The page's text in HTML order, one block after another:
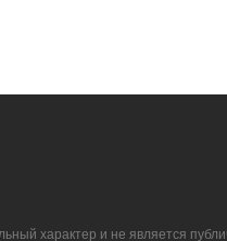
характер и не является